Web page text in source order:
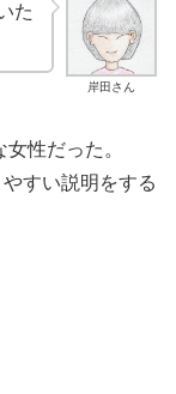
岸田さん
た
性だった。
すい説明をする